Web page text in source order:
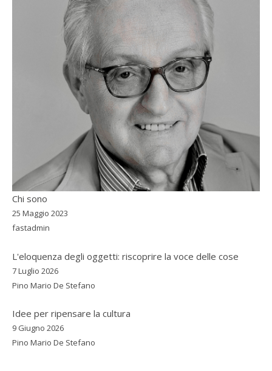
Chi sono
25 Maggio 2023
fastadmin
L'eloquenza degli oggetti: riscoprire la voce delle cose
7 Luglio 2026
Pino Mario De Stefano
Idee per ripensare la cultura
9 Giugno 2026
Pino Mario De Stefano